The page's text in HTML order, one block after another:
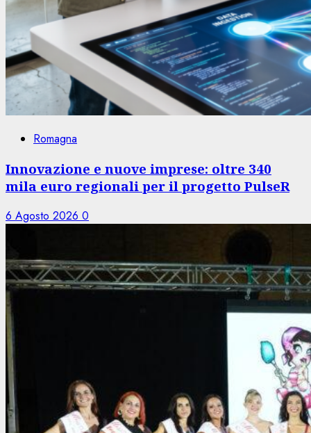
Romagna
Innovazione e nuove imprese: oltre 340
mila euro regionali per il progetto PulseR
6 Agosto 2026 0